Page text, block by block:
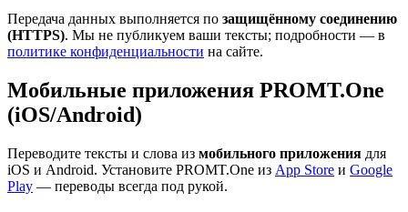
Передача данных выполняется по защищённому соединению
(HTTPS). Мы не публикуем ваши тексты; подробности — в
политике конфиденциальности на сайте.
Мобильные приложения PROMT.One
(iOS/Android)
Переводите тексты и слова из мобильного приложения для
iOS и Android. Установите PROMT.One из App Store и Google
Play — переводы всегда под рукой.